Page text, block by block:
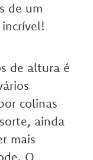
de um
de altura é
colinas
ainda
mais
O